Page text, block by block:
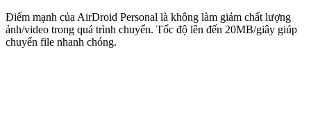
Điểm mạnh của AirDroid Personal là không làm giảm chất lượng
ảnh/video trong quá trình chuyển. Tốc độ lên đến 20MB/giây giúp
chuyển file nhanh chóng.